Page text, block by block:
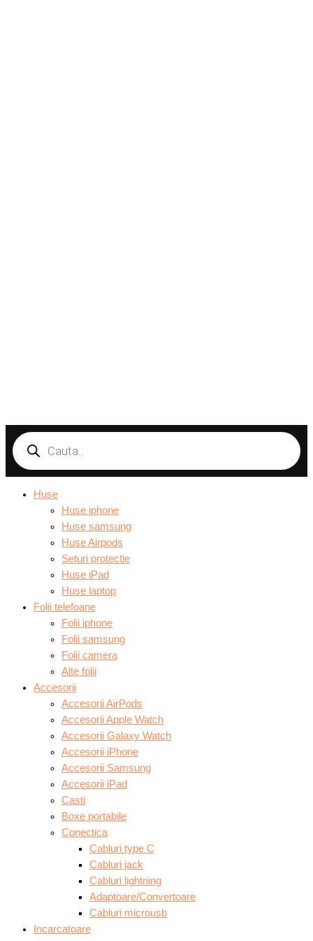
search
Huse
Huse iphone
Huse samsung
Huse Airpods
Seturi protectie
Huse iPad
Huse laptop
Folii telefoane
Folii iphone
Folii samsung
Folii camera
Alte folii
Accesorii
Accesorii AirPods
Accesorii Apple Watch
Accesorii Galaxy Watch
Accesorii iPhone
Accesorii Samsung
Accesorii iPad
Casti
Boxe portabile
Conectica
Cabluri type C
Cabluri jack
Cabluri lightning
Adaptoare/Convertoare
Cabluri microusb
Incarcatoare